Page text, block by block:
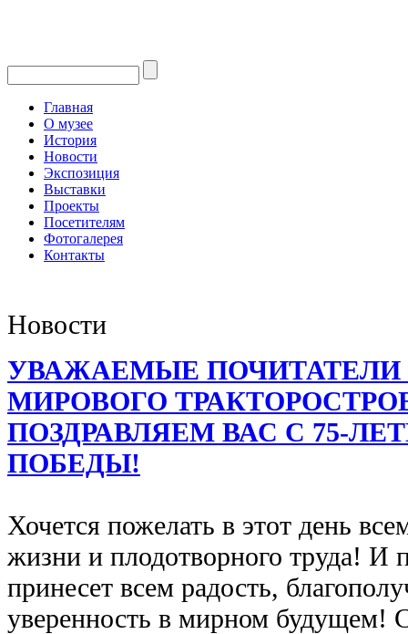
Главная
О музее
История
Новости
Экспозиция
Выставки
Проекты
Посетителям
Фотогалерея
Контакты
Новости
УВАЖАЕМЫЕ ПОЧИТАТЕЛИ
МИРОВОГО
ПОЗДРАВЛЯЕМ ВАС С 75-
ПОБЕДЫ!
Хочется пожелать в этот день
жизни и плодотворного труда! И
принесет всем радость,
уверенность в мирном будущем!